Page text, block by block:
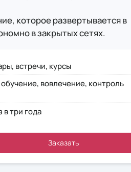
iSpring, Teachbase,
SSO, SAML
неисправностей
которое развертывается в
в закрытых сетях.
встречи, курсы
вовлечение, контроль
в три года
Заказать